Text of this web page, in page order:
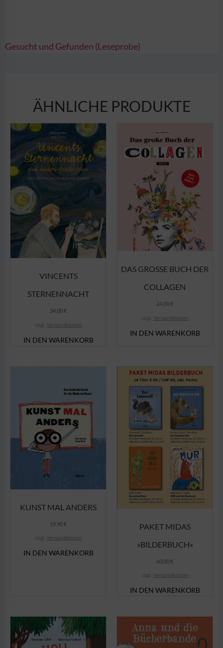
Gesucht und Gefunden (Leseprobe)
ÄHNLICHE PRODUKTE
VINCENTS
STERNENNACHT
34,00€
zzgl. Versandkosten
IN DEN WARENKORB
DAS GROSSE BUCH DER C
OLLAGEN
24,00€
zzgl. Versandkosten
IN DEN WARENKORB
KUNST MAL ANDERS
19,90€
zzgl. Versandkosten
IN DEN WARENKORB
PAKET MIDAS
»BILDERBUCH«
60,00€
zzgl. Versandkosten
IN DEN WARENKORB